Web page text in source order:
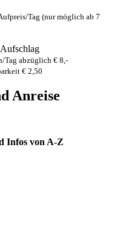
Tag (nur möglich ab 7
Tag abzüglich € 8,-
€ 2,50
Anreise
Infos von A-Z